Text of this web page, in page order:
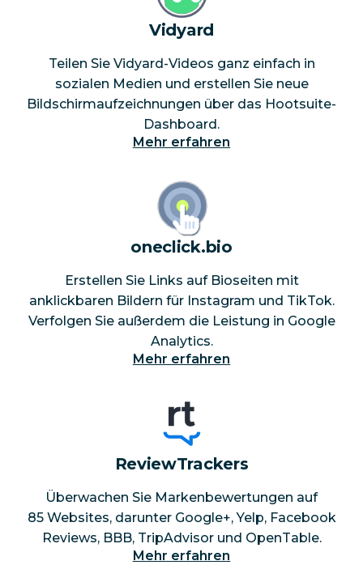
Vidyard
Teilen Sie Vidyard-Videos ganz einfach in
sozialen Medien und erstellen Sie neue
Bildschirmaufzeichnungen über das Hootsuite-
Dashboard.
Mehr erfahren
oneclick.bio
Erstellen Sie Links auf Bioseiten mit
anklickbaren Bildern für Instagram und TikTok.
Verfolgen Sie außerdem die Leistung in Google
Analytics.
Mehr erfahren
ReviewTrackers
Überwachen Sie Markenbewertungen auf
85 Websites, darunter Google+, Yelp, Facebook
Reviews, BBB, TripAdvisor und OpenTable.
Mehr erfahren